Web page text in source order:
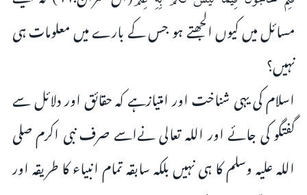
مسائل میں کیوں الجھتے ہو جس کے بارے میں معلومات ہی
نہیں؟
اسلام کی یہی شناخت اور امتیازہے کہ حقائق اور دلائل سے
گفتگو کی جائے اور اللہ تعالی نےاسے صرف نبی اکرم صلی
اللہ علیہ وسلم کا ہی نہیں بلکہ سابقہ تمام انبیاء کا طریقہ اور